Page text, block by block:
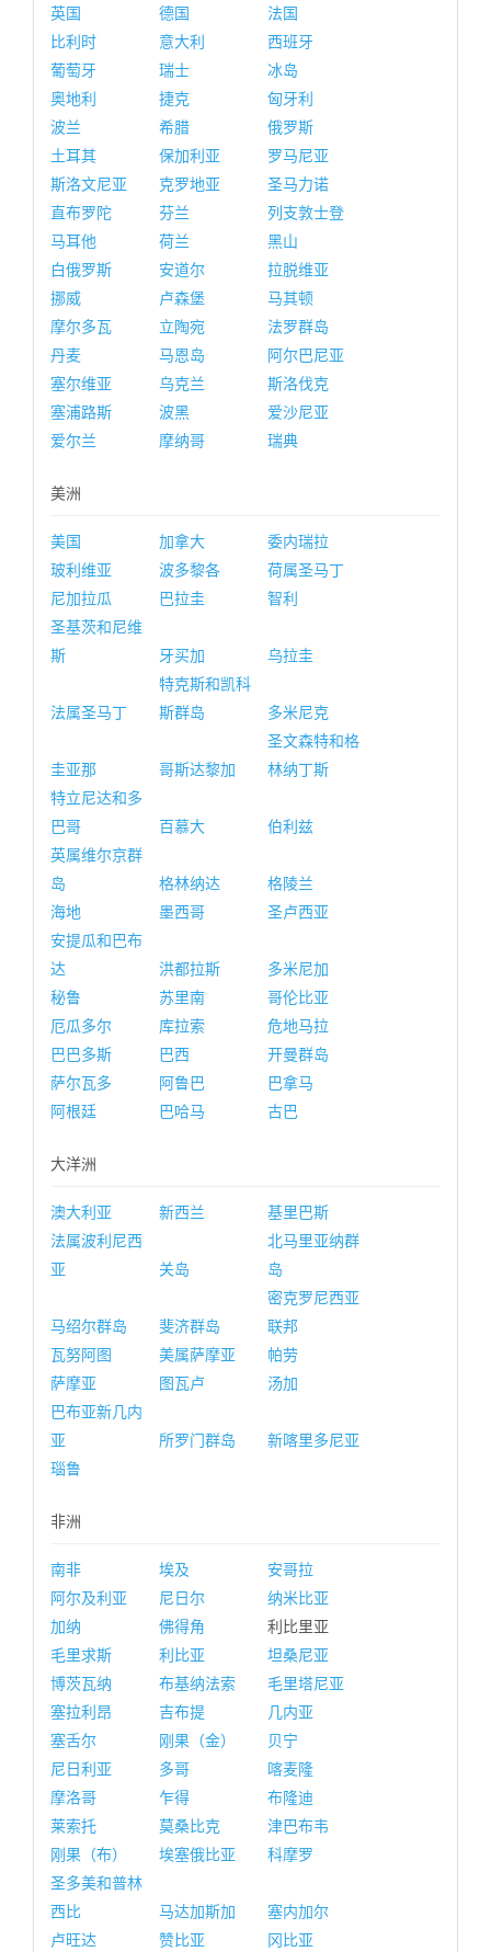
英国 德国
法国
比利时
意大利
西班牙
葡萄牙
瑞士
冰岛
奥地利
捷克
匈牙利
波兰
希腊
俄罗斯
土耳其
保加利亚
罗马尼亚
斯洛文尼亚
克罗地亚
圣马力诺
直布罗陀
芬兰
列支敦士登
马耳他
荷兰
黑山
白俄罗斯
安道尔
拉脱维亚
挪威
卢森堡
马其顿
摩尔多瓦
立陶宛
法罗群岛
丹麦
马恩岛
阿尔巴尼亚
塞尔维亚
乌克兰
斯洛伐克
塞浦路斯
波黑
爱沙尼亚
爱尔兰
摩纳哥 瑞典
美洲
美国 加拿大
委内瑞拉
玻利维亚
波多黎各
荷属圣马丁
尼加拉瓜
巴拉圭
智利
圣基茨和尼维
斯
牙买加 乌拉圭
法属圣马丁
特克斯和凯科
斯群岛
多米尼克
圭亚那 哥斯达黎加
圣文森特和格
林纳丁斯
特立尼达和多
巴哥
百慕大
伯利兹
英属维尔京群
岛
格林纳达
格陵兰
海地
墨西哥
圣卢西亚
安提瓜和巴布
达
洪都拉斯
多米尼加
秘鲁
苏里南
哥伦比亚
厄瓜多尔
库拉索
危地马拉
巴巴多斯
巴西
开曼群岛
萨尔瓦多
阿鲁巴
巴拿马
阿根廷
巴哈马 古巴
大洋洲
澳大利亚 新西兰
基里巴斯
法属波利尼西
亚
关岛
北马里亚纳群
岛
马绍尔群岛 斐济群岛
密克罗尼西亚
联邦
瓦努阿图
美属萨摩亚
帕劳
萨摩亚
图瓦卢
汤加
巴布亚新几内
亚
所罗门群岛
新喀里多尼亚
瑙鲁
非洲
南非 埃及
安哥拉
阿尔及利亚
尼日尔
纳米比亚
加纳
佛得角
利比里亚
毛里求斯
利比亚
坦桑尼亚
博茨瓦纳
布基纳法索
毛里塔尼亚
塞拉利昂
吉布提
几内亚
塞舌尔
刚果（金）
贝宁
尼日利亚
多哥
喀麦隆
摩洛哥
乍得
布隆迪
莱索托
莫桑比克
津巴布韦
刚果（布）
埃塞俄比亚
科摩罗
圣多美和普林
西比
马达加斯加
塞内加尔
卢旺达
赞比亚 冈比亚